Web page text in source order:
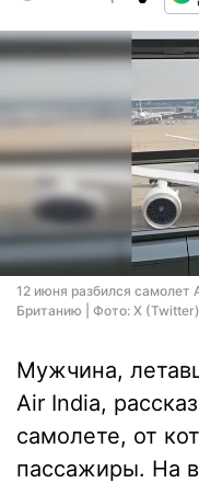
12 июня разбился самолет
Британию | Фото: X (Twitter)
Мужчина,
Air India,
самолете, от
пассажиры. На